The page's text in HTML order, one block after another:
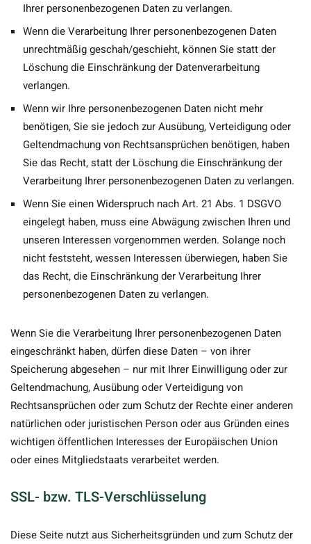
Ihrer personenbezogenen Daten zu verlangen.
Wenn die Verarbeitung Ihrer personenbezogenen Daten
unrechtmäßig geschah/geschieht, können Sie statt der
Löschung die Einschränkung der Datenverarbeitung
verlangen.
Wenn wir Ihre personenbezogenen Daten nicht mehr
benötigen, Sie sie jedoch zur Ausübung, Verteidigung oder
Geltendmachung von Rechtsansprüchen benötigen, haben
Sie das Recht, statt der Löschung die Einschränkung der
Verarbeitung Ihrer personenbezogenen Daten zu verlangen.
Wenn Sie einen Widerspruch nach Art. 21 Abs. 1 DSGVO
eingelegt haben, muss eine Abwägung zwischen Ihren und
unseren Interessen vorgenommen werden. Solange noch
nicht feststeht, wessen Interessen überwiegen, haben Sie
das Recht, die Einschränkung der Verarbeitung Ihrer
personenbezogenen Daten zu verlangen.
Wenn Sie die Verarbeitung Ihrer personenbezogenen Daten
eingeschränkt haben, dürfen diese Daten – von ihrer
Speicherung abgesehen – nur mit Ihrer Einwilligung oder zur
Geltendmachung, Ausübung oder Verteidigung von
Rechtsansprüchen oder zum Schutz der Rechte einer anderen
natürlichen oder juristischen Person oder aus Gründen eines
wichtigen öffentlichen Interesses der Europäischen Union
oder eines Mitgliedstaats verarbeitet werden.
SSL- bzw. TLS-Verschlüsselung
Diese Seite nutzt aus Sicherheitsgründen und zum Schutz der